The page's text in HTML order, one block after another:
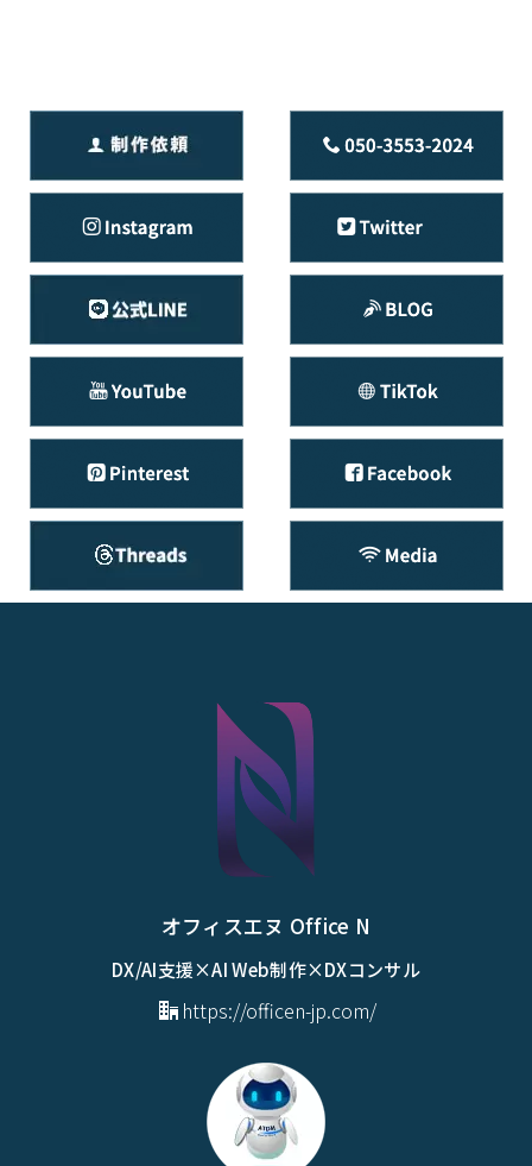
オフィスエヌ Office N
DX/AI支援×AI Web制作×DXコンサル
https://officen-jp.com/